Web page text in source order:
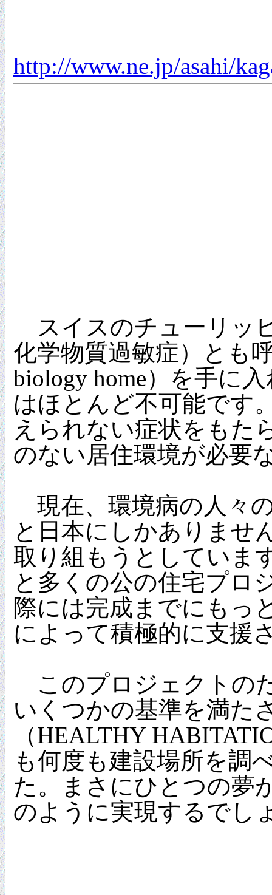
http://www.ne.jp/asahi/
スイスのチューリッ
化学物質過敏症）とも
biology home）を手に
はほとんど不可能です
えられない症状をもた
のない居住環境が必要
現在、環境病の人々
と日本にしかありませ
取り組もうとしていま
と多くの公の住宅プロ
際には完成までにもっ
によって積極的に支援
このプロジェクトの
いくつかの基準を満た
（HEALTHY
も何度も建設場所を調
た。まさにひとつの夢
のように実現するでし